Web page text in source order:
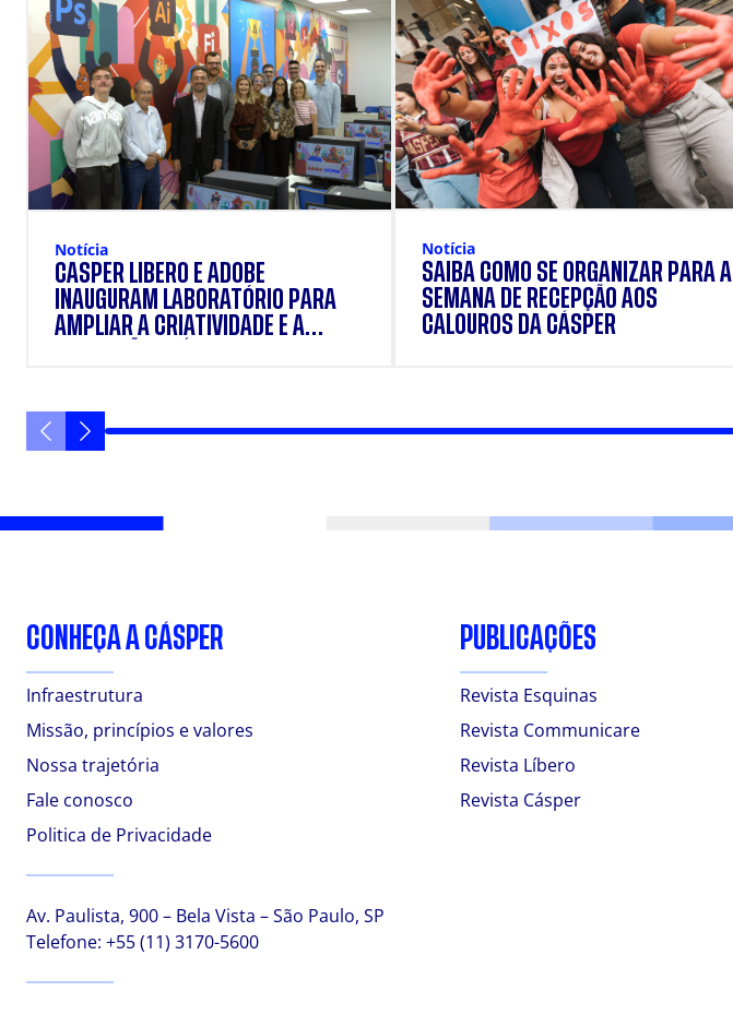
Notícia
CÁSPER LÍBERO E ADOBE
INAUGURAM LABORATÓRIO PARA
AMPLIAR A CRIATIVIDADE E A
Notícia
SAIBA COMO SE ORGANIZAR PARA A
SEMANA DE RECEPÇÃO AOS
CALOUROS DA CÁSPER
CONHEÇA A CÁSPER
Infraestrutura
Missão, princípios e valores
Nossa trajetória
Fale conosco
Politica de Privacidade
Av. Paulista, 900 – Bela Vista – São Paulo, SP
Telefone: +55 (11) 3170-5600
PUBLICAÇÕES
Revista Esquinas
Revista Communicare
Revista Líbero
Revista Cásper